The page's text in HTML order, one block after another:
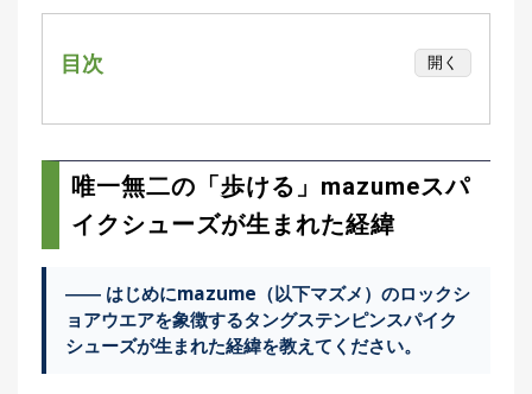
目次 開く
登山靴を手掛けるキャラバンの協力
片足31本のタングステンピン配置に込め
たこだわり
求
脱ぎ履きのしやすい設計
唯一無二の「歩ける」mazumeスパ
イクシューズが生まれた経緯
―― はじめにmazume（以下マズメ）のロックシ
ョアウエアを象徴するタングステンピンスパイク
シューズが生まれた経緯を教えてください。
ス釣り）
Northanglers （北
海道）
月
つ